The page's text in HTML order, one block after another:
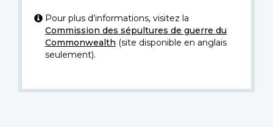
Pour plus d’informations, visitez la
Commission des sépultures de guerre du
Commonwealth (site disponible en anglais
seulement).